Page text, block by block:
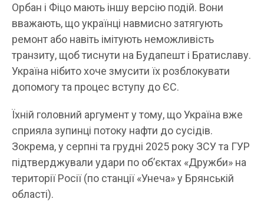
Орбан і Фіцо мають іншу версію подій. Вони
вважають, що українці навмисно затягують
ремонт або навіть імітують неможливість
транзиту, щоб тиснути на Будапешт і Братиславу.
Україна нібито хоче змусити їх розблокувати
допомогу та процес вступу до ЄС.
Їхній головний аргумент у тому, що Україна вже
сприяла зупинці потоку нафти до сусідів.
Зокрема, у серпні та грудні 2025 року ЗСУ та ГУР
підтверджували удари по об’єктах «Дружби» на
території Росії (по станції «Унеча» у Брянській
області).